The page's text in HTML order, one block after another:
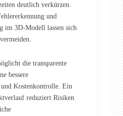
deutlich verkürzen.
und
im 3D-Modell lassen sich
die transparente
bessere
und Kostenkontrolle. Ein
reduziert Risiken